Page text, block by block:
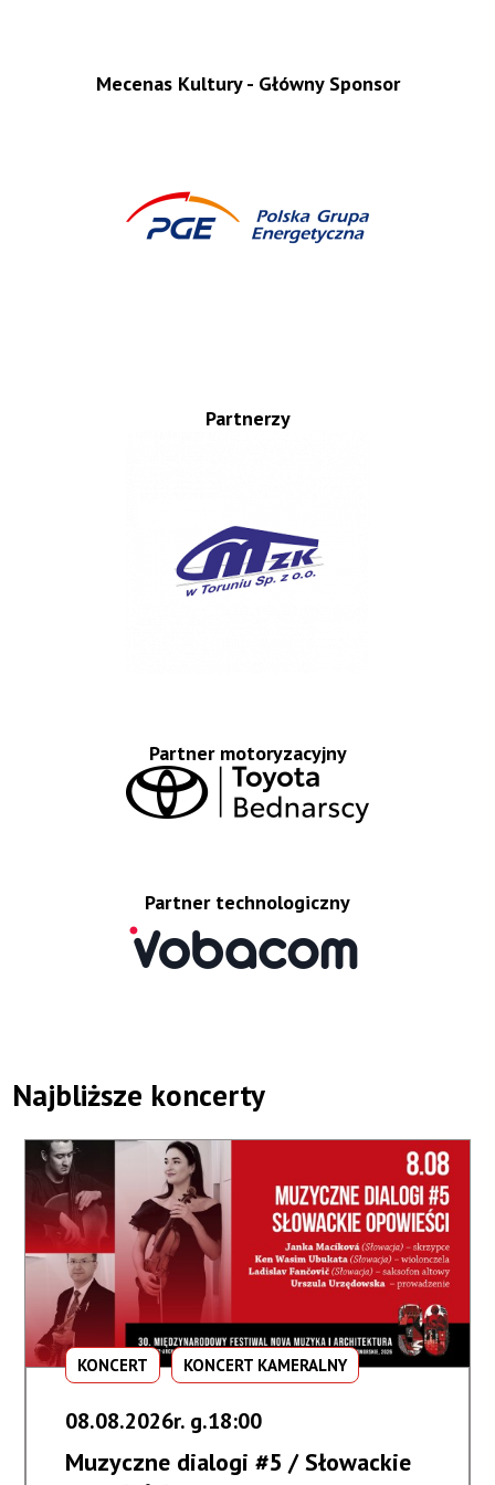
Mecenas Kultury - Główny Sponsor
Partnerzy
Partner motoryzacyjny
Partner technologiczny
Najbliższe koncerty
KONCERT KONCERT KAMERALNY
08.08.2026r. g.18:00
Muzyczne dialogi #5 / Słowackie